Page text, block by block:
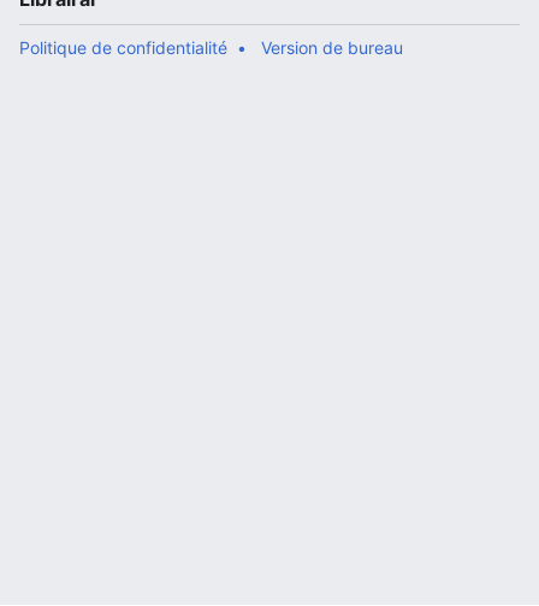
Politique de confidentialité Version de bureau